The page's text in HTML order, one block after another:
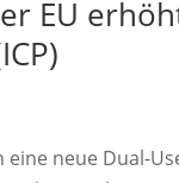
EU
neue Dual-